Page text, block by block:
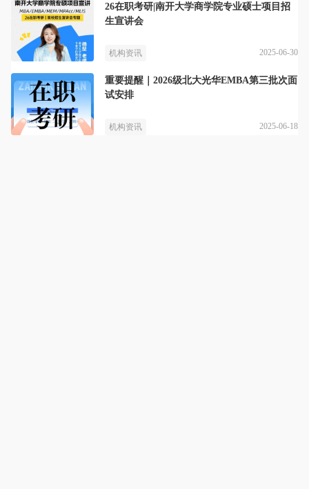
26在职考研|南开大学商学院专业硕士项目招
生宣讲会
机构资讯 2025-06-30
重要提醒｜2026级北大光华EMBA第三批次面
试安排
机构资讯 2025-06-18